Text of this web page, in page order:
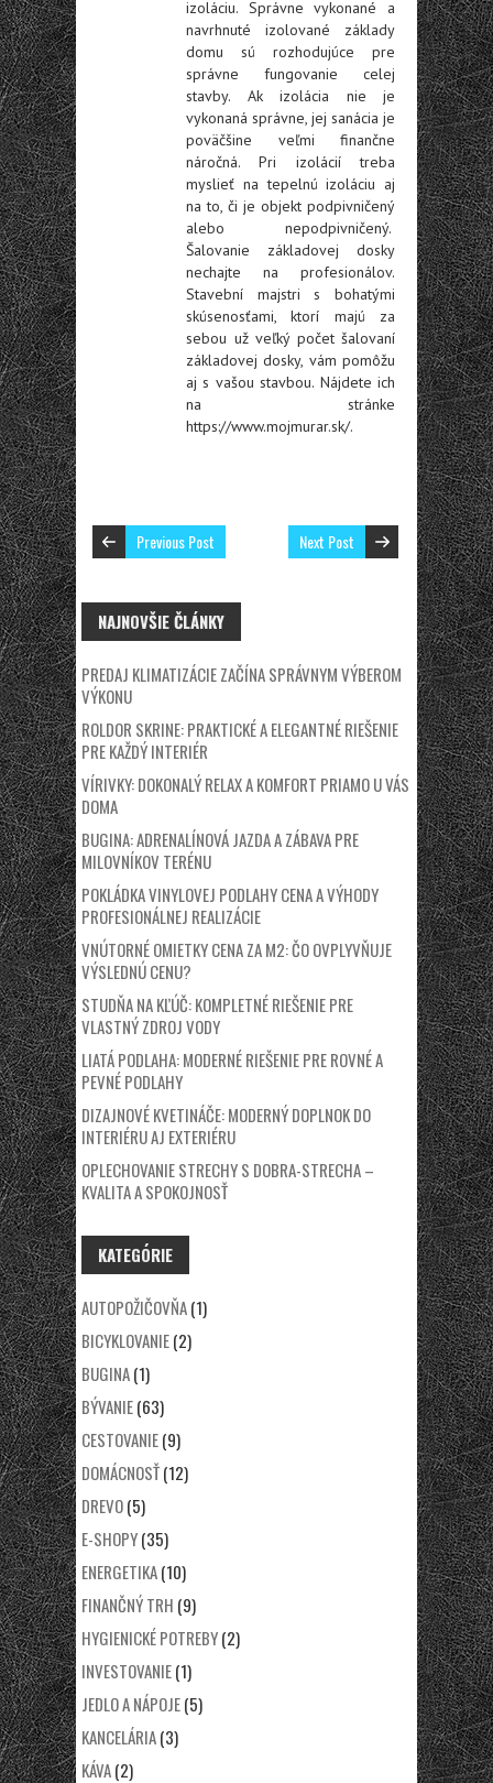
izoláciu. Správne vykonané a
navrhnuté izolované základy
domu sú rozhodujúce pre
správne fungovanie celej
stavby. Ak izolácia nie je
vykonaná správne, jej sanácia je
poväčšine veľmi finančne
náročná. Pri izolácií treba
myslieť na tepelnú izoláciu aj
na to, či je objekt podpivničený
alebo nepodpivničený.
Šalovanie základovej dosky
nechajte na profesionálov.
Stavební majstri s bohatými
skúsenosťami, ktorí majú za
sebou už veľký počet šalovaní
základovej dosky, vám pomôžu
aj s vašou stavbou. Nájdete ich
na stránke
https://www.mojmurar.sk/.
Previous Post Next Post
NAJNOVŠIE ČLÁNKY
PREDAJ KLIMATIZÁCIE ZAČÍNA SPRÁVNYM VÝBEROM
VÝKONU
ROLDOR SKRINE: PRAKTICKÉ A ELEGANTNÉ RIEŠENIE
PRE KAŽDÝ INTERIÉR
VÍRIVKY: DOKONALÝ RELAX A KOMFORT PRIAMO U VÁS
DOMA
BUGINA: ADRENALÍNOVÁ JAZDA A ZÁBAVA PRE
MILOVNÍKOV TERÉNU
POKLÁDKA VINYLOVEJ PODLAHY CENA A VÝHODY
PROFESIONÁLNEJ REALIZÁCIE
VNÚTORNÉ OMIETKY CENA ZA M2: ČO OVPLYVŇUJE
VÝSLEDNÚ CENU?
STUDŇA NA KĽÚČ: KOMPLETNÉ RIEŠENIE PRE
VLASTNÝ ZDROJ VODY
LIATÁ PODLAHA: MODERNÉ RIEŠENIE PRE ROVNÉ A
PEVNÉ PODLAHY
DIZAJNOVÉ KVETINÁČE: MODERNÝ DOPLNOK DO
INTERIÉRU AJ EXTERIÉRU
OPLECHOVANIE STRECHY S DOBRA-STRECHA –
KVALITA A SPOKOJNOSŤ
KATEGÓRIE
AUTOPOŽIČOVŇA(1)
BICYKLOVANIE(2)
BUGINA(1)
BÝVANIE(63)
CESTOVANIE(9)
DOMÁCNOSŤ(12)
DREVO(5)
E-SHOPY(35)
ENERGETIKA(10)
FINANČNÝ TRH (9)
HYGIENICKÉ POTREBY(2)
INVESTOVANIE(1)
JEDLO A NÁPOJE(5)
KANCELÁRIA(3)
KÁVA(2)